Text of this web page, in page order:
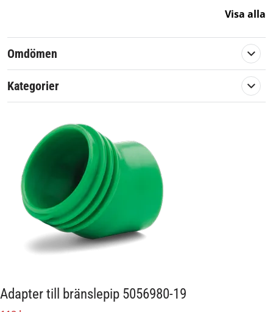
Visa alla
Omdömen
Kategorier
Adapter till bränslepip 5056980-19